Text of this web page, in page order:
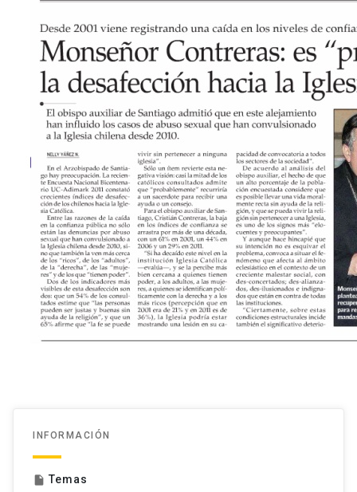
INFORMACIÓN
insert_drive_file Temas